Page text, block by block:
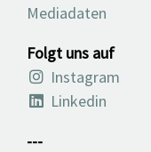
Mediadaten
Folgt uns auf
Instagram
Linkedin
---